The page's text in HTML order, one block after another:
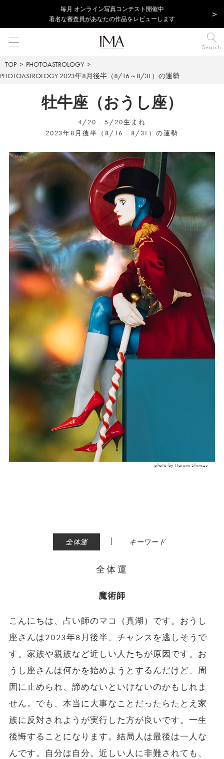
毎⽉ オンライン写真コンテスト開催中
著名な審査員があなたの作品をレビューします
Search
TOP
PHOTOASTROLOGY
PHOTOASTROLOGY 2023年8月後半（8/16～8/31）の運勢
牡牛座（おうし座）
4/20 - 5/20生まれ
2023年8月後半（8/16 - 8/31）の運勢
photo by Harumi Shimizu
全体運 | キーワード
全体運
魔術師
こんにちは、占い師のマコ（真湖）です。おうし
座さんは2023年8月後半、チャンスを逃しそうで
す。家族や親族など近しい人たちが原因です。お
うし座さんは何かを始めようとするんだけど、周
囲に止められ、諦めないといけないのかもしれま
せん。でも、本当に大事なことだったらたとえ家
族に反対されようが実行した方が良いです。一生
後悔することになります。結局人は最後は一人な
んです。自分は自分。近しい人に非難されても、